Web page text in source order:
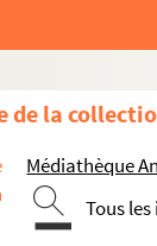
de la
Médiathèque
Tous
et critiques
et
et